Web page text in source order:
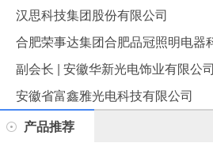
汉思科技集团股份有限公司
合肥荣事达集团合肥品冠照明电器
副会长 | 安徽华新光电饰业有限公司
安徽省富鑫雅光电科技有限公司
产品推荐